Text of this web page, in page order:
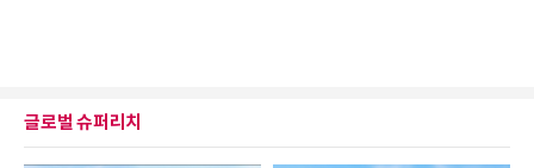
글로벌 슈퍼리치